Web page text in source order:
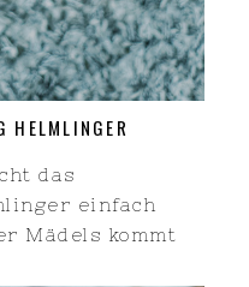
HELMLINGER
das
einfach
Mädels kommt